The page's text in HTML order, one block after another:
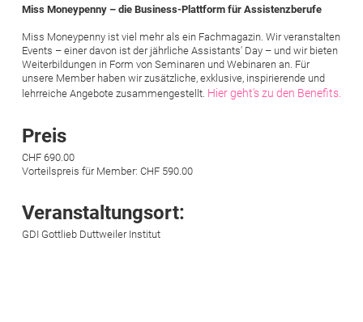
Miss Moneypenny – die Business-Plattform für Assistenzberufe
Miss Moneypenny ist viel mehr als ein Fachmagazin. Wir veranstalten
Events – einer davon ist der jährliche Assistants' Day – und wir bieten
Weiterbildungen in Form von Seminaren und Webinaren an. Für
unsere Member haben wir zusätzliche, exklusive, inspirierende und
lehrreiche Angebote zusammengestellt. Hier geht's zu den Benefits.
Preis
CHF 690.00
Vorteilspreis für Member: CHF 590.00
Veranstaltungsort:
GDI Gottlieb Duttweiler Institut